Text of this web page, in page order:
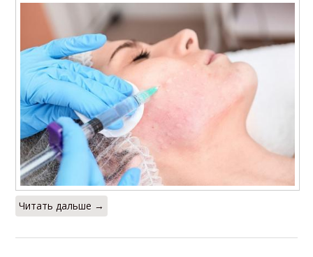
Читать дальше →